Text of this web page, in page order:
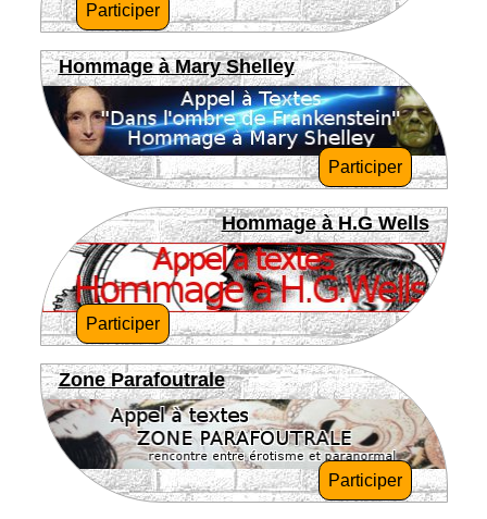
Participer
Hommage à Mary Shelley
Participer
Hommage à H.G Wells
Participer
Zone Parafoutrale
Participer